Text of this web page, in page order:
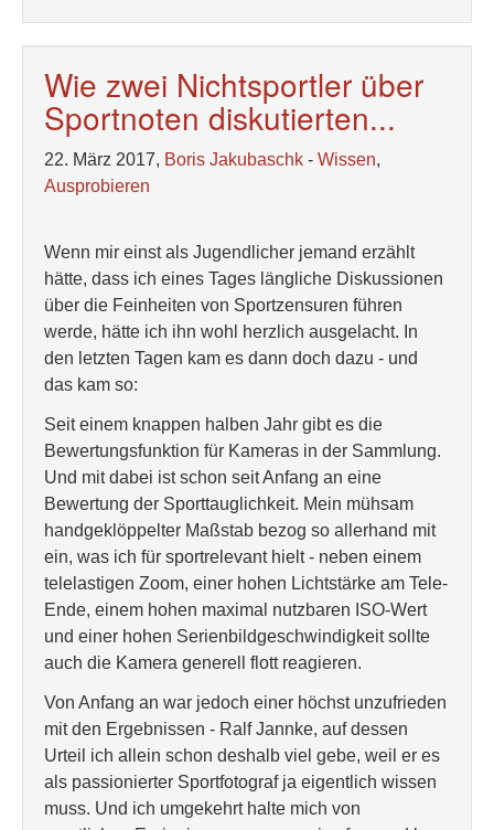
Wie zwei Nichtsportler über
Sportnoten diskutierten...
22. März 2017, Boris Jakubaschk - Wissen,
Ausprobieren
Wenn mir einst als Jugendlicher jemand erzählt
hätte, dass ich eines Tages längliche Diskussionen
über die Feinheiten von Sportzensuren führen
werde, hätte ich ihn wohl herzlich ausgelacht. In
den letzten Tagen kam es dann doch dazu - und
das kam so:
Seit einem knappen halben Jahr gibt es die
Bewertungsfunktion für Kameras in der Sammlung.
Und mit dabei ist schon seit Anfang an eine
Bewertung der Sporttauglichkeit. Mein mühsam
handgeklöppelter Maßstab bezog so allerhand mit
ein, was ich für sportrelevant hielt - neben einem
telelastigen Zoom, einer hohen Lichtstärke am Tele-
Ende, einem hohen maximal nutzbaren ISO-Wert
und einer hohen Serienbildgeschwindigkeit sollte
auch die Kamera generell flott reagieren.
Von Anfang an war jedoch einer höchst unzufrieden
mit den Ergebnissen - Ralf Jannke, auf dessen
Urteil ich allein schon deshalb viel gebe, weil er es
als passionierter Sportfotograf ja eigentlich wissen
muss. Und ich umgekehrt halte mich von